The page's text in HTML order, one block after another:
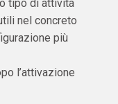
tipo di attività
nel concreto
più
l’attivazione